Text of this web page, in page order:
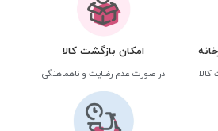
امکان بازگشت کالا
در صورت عدم رضایت و ناهماهنگی